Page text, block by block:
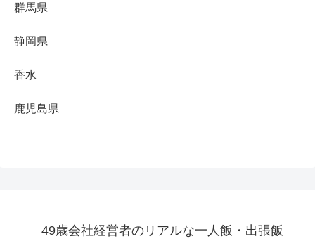
群馬県
静岡県
香水
鹿児島県
49歳会社経営者のリアルな一人飯・出張飯